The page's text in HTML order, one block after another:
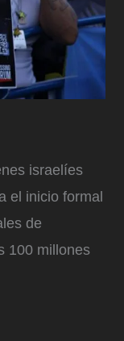
israelíes
el inicio formal
de
100 millones